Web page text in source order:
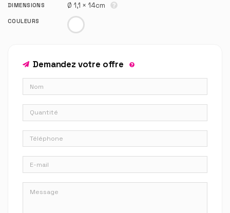
DIMENSIONS Ø 1,1 × 14cm
COULEURS
Demandez votre offre